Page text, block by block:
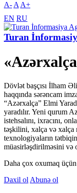
A- A A+
EN RU
Turan
Dövlət başçısı İlham
haqqında sərəncam
“Azərxalça” Elmi
yaradılır. Yeni qurum
istehsalını, ixracını,
təşkilini, xalça və xalça
texnologiyaların
müasirləşdirilməsini və
Daha çox oxumaq
Daxil ol Abunə ol